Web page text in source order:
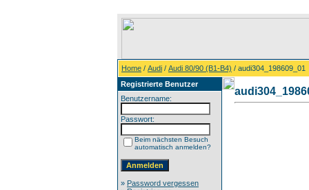
Home / Audi / Audi 80/90 (B1-B4) / audi304_198609_01
Registrierte Benutzer
Benutzername:
Passwort:
Beim nächsten Besuch
automatisch anmelden?
» Password vergessen